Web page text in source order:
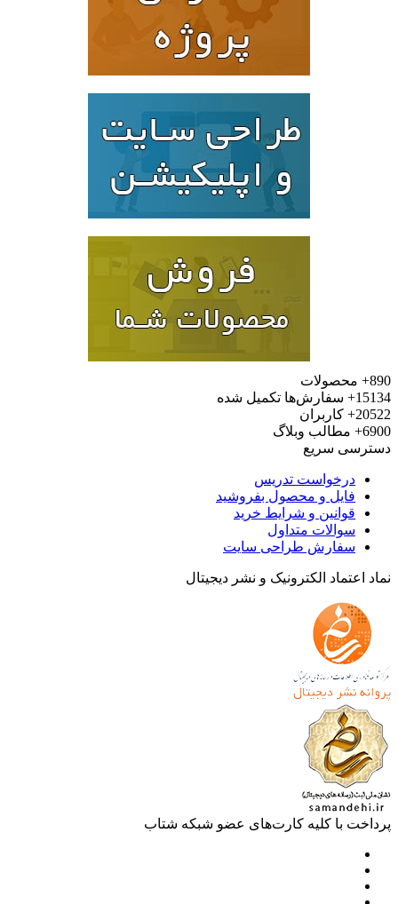
محصولات
سفارش‌ها تکمیل شده
کاربران
مطالب وبلاگ
سریع
درخواست تدریس
فایل و محصول بفروشید
قوانین و شرایط خرید
سوالات متداول
سفارش طراحی سایت
اعتماد الکترونیک و نشر دیجیتال
با کلیه کارت‌های عضو شبکه شتاب